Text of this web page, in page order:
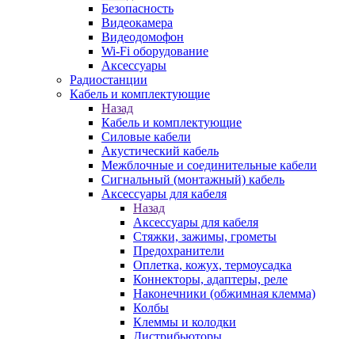
Безопасность
Видеокамера
Видеодомофон
Wi-Fi оборудование
Аксессуары
Радиостанции
Кабель и комплектующие
Назад
Кабель и комплектующие
Силовые кабели
Акустический кабель
Межблочные и соединительные кабели
Сигнальный (монтажный) кабель
Аксессуары для кабеля
Назад
Аксессуары для кабеля
Стяжки, зажимы, грометы
Предохранители
Оплетка, кожух, термоусадка
Коннекторы, адаптеры, реле
Наконечники (обжимная клемма)
Колбы
Клеммы и колодки
Дистрибьюторы